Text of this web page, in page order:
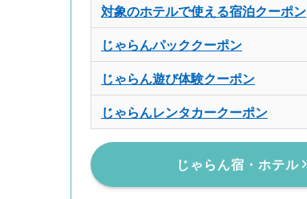
対象のホテルで使える宿泊クーポン
じゃらんパッククーポン
じゃらん遊び体験クーポン
じゃらんレンタカークーポン
じゃらん宿・ホテル